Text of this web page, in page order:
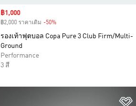
Sale price
฿1,000
฿2,000 ราคาเดิม -50%
รองเท้าฟุตบอล Copa Pure 3 Club Firm/Multi-
Ground
Performance
3 สี